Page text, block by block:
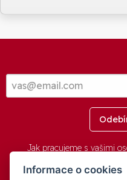
Jak pracujeme s vašimi
Informace o cookies